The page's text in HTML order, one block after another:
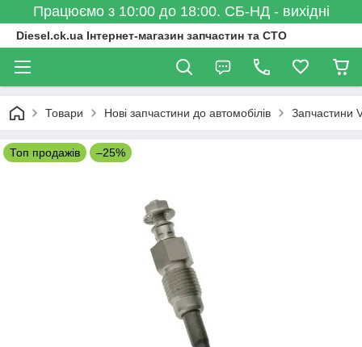
Працюємо з 10:00 до 18:00. СБ-НД - вихідні
Diesel.ck.ua Інтернет-магазин запчастин та СТО
Товари Нові запчастини до автомобілів Запчастини
Топ продажів –25%